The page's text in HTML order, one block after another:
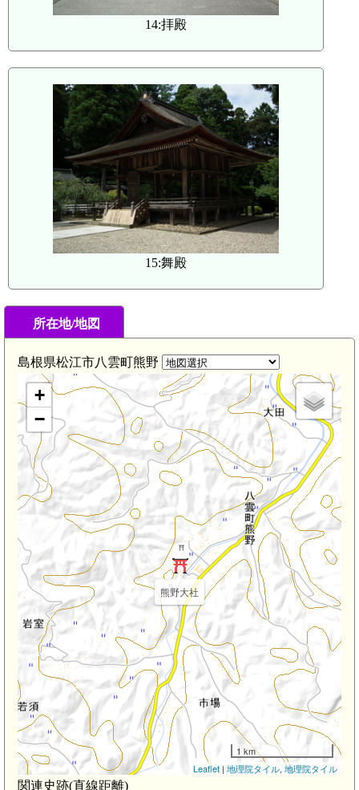
14:拝殿
15:舞殿
所在地/地図
島根県松江市八雲町熊野
熊野大社
+
−
1 km
Leaflet | 地理院タイル, 地理院タイル
関連史跡(直線距離)